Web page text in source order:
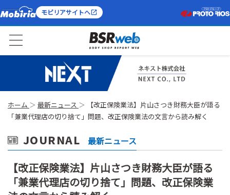
モビリアサイトへ
ホーム 最新ニュース
【改正保険業法】片山さつき財務大臣が語る
「兼業代理店の切り捨て」問題、改正保険業法の文言から読み解く
JOURNAL 最新ニュース
【改正保険業法】片山さつき財務大臣が語る
「兼業代理店の切り捨て」問題、改正保険業